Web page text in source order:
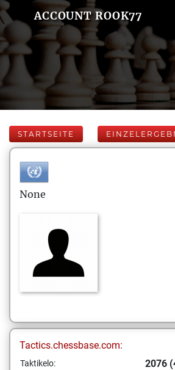
ACCOUNT ROOK77
STARTSEITE
None
Tactics.chessbase.com:
Taktikelo: 2076